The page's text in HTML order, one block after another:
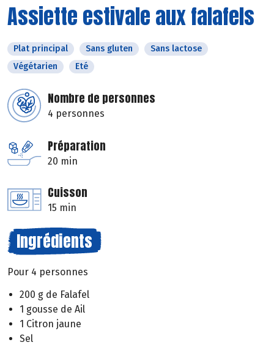
Assiette estivale aux falafels
Plat principal Sans gluten
Sans lactose
Végétarien
Eté
Nombre de personnes
4 personnes
Préparation
20 min
Cuisson
15 min
Ingrédients
Pour 4 personnes
200 g de Falafel
1 gousse de Ail
1 Citron jaune
Sel